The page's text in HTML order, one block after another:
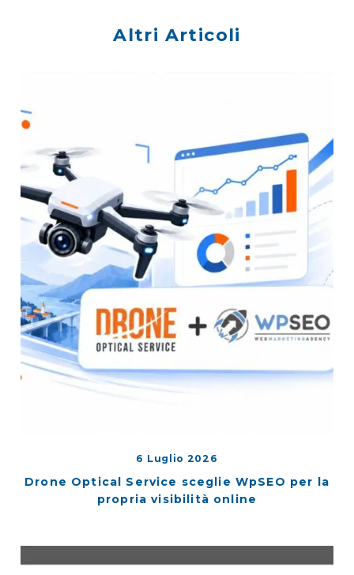
Altri Articoli
6 Luglio 2026
Drone Optical Service sceglie WpSEO per la
propria visibilità online